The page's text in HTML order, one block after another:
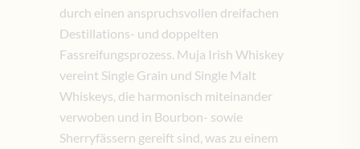
durch einen anspruchsvollen dreifachen
Destillations- und doppelten
Fassreifungsprozess. Muja Irish Whiskey
vereint Single Grain und Single Malt
Whiskeys, die harmonisch miteinander
verwoben und in Bourbon- sowie
Sherryfässern gereift sind, was zu einem